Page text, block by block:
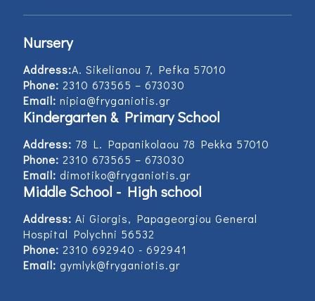
Nursery
Address:Α. Sikelianou 7, Pefka 57010
Phone: 2310 673565 – 673030
Email: nipia@fryganiotis.gr
Kindergarten & Primary School
Address: 78 L. Papanikolaou 78 Pekka 57010
Phone: 2310 673565 – 673030
Email: dimotiko@fryganiotis.gr
Middle School - High school
Address: Ai Giorgis, Papageorgiou General
Hospital Polychni 56532
Phone: 2310 692940 - 692941
Email: gymlyk@fryganiotis.gr